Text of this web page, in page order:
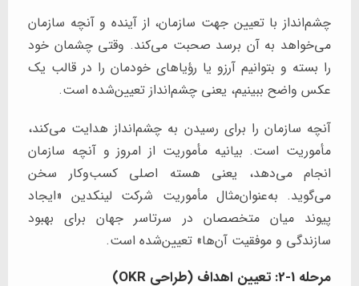
چشم‌انداز با تعیین جهت سازمان، از آینده و آنچه سازمان
می‌خواهد به آن برسد صحبت می‌کند. وقتی چشمان خود
را بسته و بتوانیم آرزو یا رؤیاهای خودمان را در قالب یک
عکس واضح ببینیم، یعنی چشم‌انداز تعیین‌شده است.
آنچه سازمان را برای رسیدن به چشم‌انداز هدایت می‌کند،
مأموریت است. بیانیه مأموریت از امروز و آنچه سازمان
انجام می‌دهد، یعنی هسته اصلی کسب‌وکار سخن
می‌گوید. به‌عنوان‌مثال مأموریت شرکت لینکدین «ایجاد
پیوند میان متخصصان در سرتاسر جهان برای بهبود
سازندگی و موفقیت آن‌ها» تعیین‌شده است.
مرحله 1-2: تعیین اهداف (طراحی OKR)